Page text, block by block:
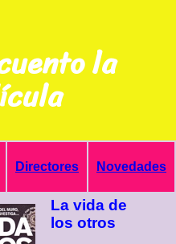
la
Directores Novedades
La vida de
los otros